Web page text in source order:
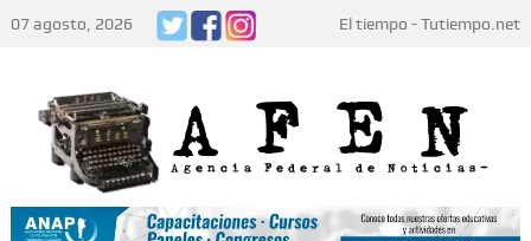
07 agosto, 2026 El tiempo - Tutiempo.net